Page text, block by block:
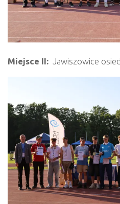
Miejsce II: Jawiszowice